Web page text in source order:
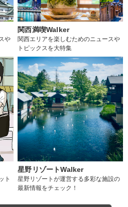
や
関西満喫Walker
関西エリアを楽しむためのニュースや
トピックスを大特集
ト
星野リゾートWalker
星野リゾートが運営する多彩な施設の
最新情報をチェック！